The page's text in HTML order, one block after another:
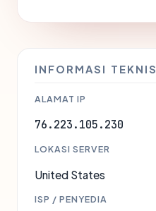
INFORMASI TEKNIS
ALAMAT IP
76.223.105.230
LOKASI SERVER
United States
ISP / PENYEDIA